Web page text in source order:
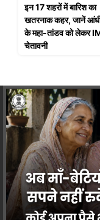
इन 17 शहरों में बारिश का
खतरनाक कहर, जानें
के महा-तांडव को लेकर
चेतावनी